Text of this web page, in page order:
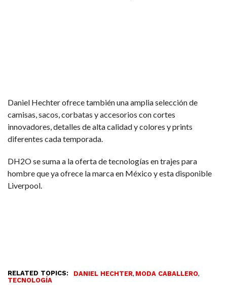
Daniel Hechter ofrece también una amplia selección de
camisas, sacos, corbatas y accesorios con cortes
innovadores, detalles de alta calidad y colores y prints
diferentes cada temporada.
DH2O se suma a la oferta de tecnologías en trajes para
hombre que ya ofrece la marca en México y esta disponible
Liverpool.
RELATED TOPICS: DANIEL HECHTER, MODA CABALLERO,
TECNOLOGÍA